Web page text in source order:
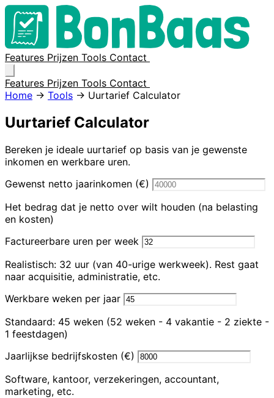
Features Prijzen Tools Contact
Features Prijzen Tools Contact
Home → Tools → Uurtarief Calculator
Uurtarief Calculator
Bereken je ideale uurtarief op basis van je gewenste
inkomen en werkbare uren.
Gewenst netto jaarinkomen (€)
Het bedrag dat je netto over wilt houden (na belasting
en kosten)
Factureerbare uren per week
Realistisch: 32 uur (van 40-urige werkweek). Rest gaat
naar acquisitie, administratie, etc.
Werkbare weken per jaar
Standaard: 45 weken (52 weken - 4 vakantie - 2 ziekte -
1 feestdagen)
Jaarlijkse bedrijfskosten (€)
Software, kantoor, verzekeringen, accountant,
marketing, etc.